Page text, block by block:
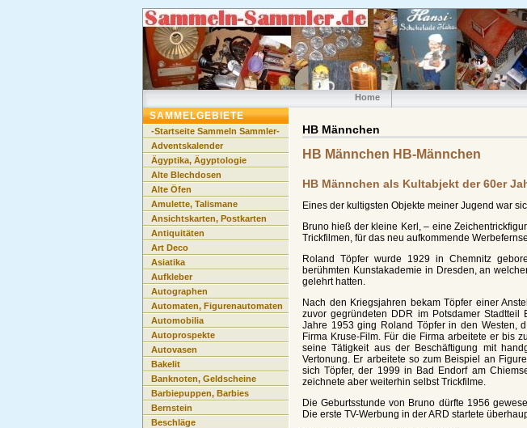
Home
HB Männchen
HB Männchen HB-Männchen
HB Männchen als Kultabjekt der 60er
Eines der kultigsten Objekte meiner Jugend war
Bruno hieß der kleine Kerl, – eine
Trickfilmen, für das neu aufkommende
Roland Töpfer wurde 1929 in Chemnitz
berühmten Kunstakademie in Dresden, an
gelehrt hatten.
Nach den Kriegsjahren bekam Töpfer einer
zuvor gegründeten DDR im Potsdamer
Jahre 1953 ging Roland Töpfer in den Westen,
Firma Kruse-Film. Für die Firma arbeitete er bis
seine Tätigkeit aus der Beschäftigung mit
Vertonung. Er arbeitete so zum Beispiel an
sich Töpfer, der 1999 in Bad Endorf am
zeichnete aber weiterhin selbst Trickfilme.
Die Geburtsstunde von Bruno dürfte 1956
Die erste TV-Werbung in der ARD startete
SAMMELGEBIETE
-Startseite Sammeln Sammler-
Adventskalender
Ägyptika, Ägyptologie
Alte Blechdosen
Alte Öfen
Amulette, Talismane
Ansichtskarten, Postkarten
Antiquitäten
Art Deco
Asiatika
Aufkleber
Autographen
Automaten, Figurenautomaten
Automobilia
Autoprospekte
Autovasen
Bakelit
Banknoten, Geldscheine
Barbiepuppen, Barbies
Bernstein
Beschläge